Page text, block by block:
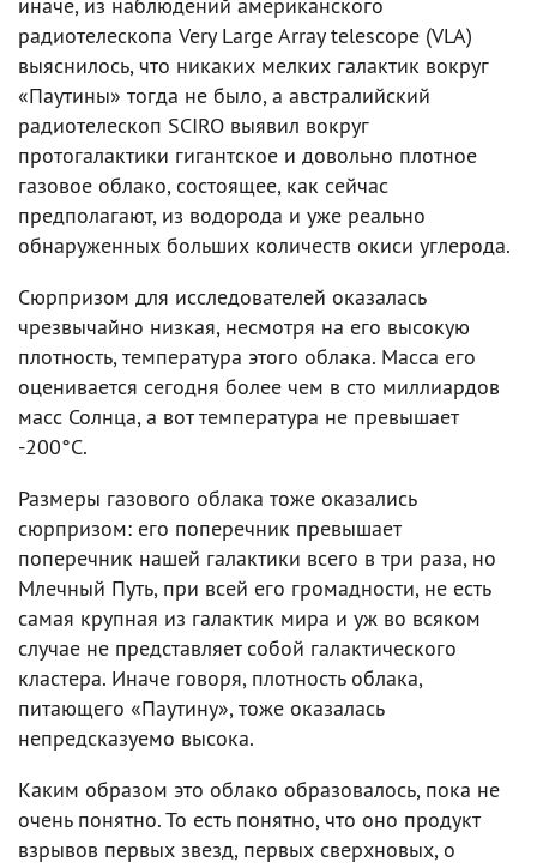
радиотелескопа Very Large Array telescope (VLA)
выяснилось, что никаких мелких галактик вокруг
«Паутины» тогда не было, а австралийский
радиотелескоп SCIRO выявил вокруг
протогалактики гигантское и довольно плотное
газовое облако, состоящее, как сейчас
предполагают, из водорода и уже реально
обнаруженных больших количеств окиси углерода.
Сюрпризом для исследователей оказалась
чрезвычайно низкая, несмотря на его высокую
плотность, температура этого облака. Масса его
оценивается сегодня более чем в сто миллиардов
масс Солнца, а вот температура не превышает
-200°C.
Размеры газового облака тоже оказались
сюрпризом: его поперечник превышает
поперечник нашей галактики всего в три раза, но
Млечный Путь, при всей его громадности, не есть
самая крупная из галактик мира и уж во всяком
случае не представляет собой галактического
кластера. Иначе говоря, плотность облака,
питающего «Паутину», тоже оказалась
непредсказуемо высока.
Каким образом это облако образовалось, пока не
очень понятно. То есть понятно, что оно продукт
взрывов первых звезд, первых сверхновых, о